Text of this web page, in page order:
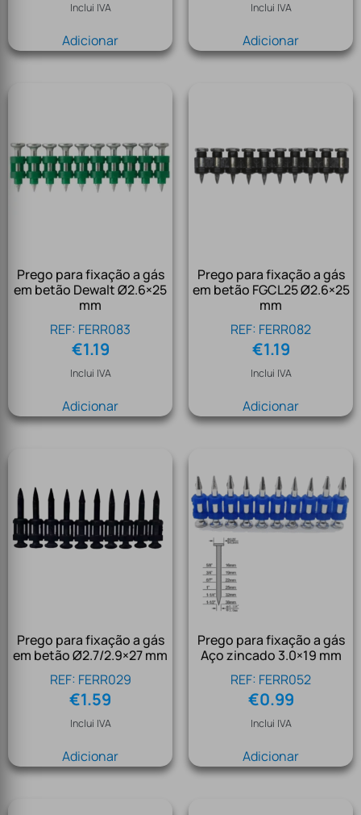
Inclui IVA
Adicionar
Inclui IVA
Adicionar
Prego para fixação a gás
em betão Dewalt Ø2.6×25
mm
REF: FERR083
€1.19
Inclui IVA
Adicionar
Prego para fixação a gás
em betão FGCL25 Ø2.6×25
mm
REF: FERR082
€1.19
Inclui IVA
Adicionar
Prego para fixação a gás
em betão Ø2.7/2.9×27 mm
REF: FERR029
€1.59
Inclui IVA
Adicionar
Prego para fixação a gás
Aço zincado 3.0×19 mm
REF: FERR052
€0.99
Inclui IVA
Adicionar